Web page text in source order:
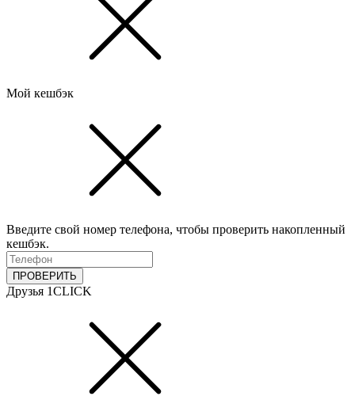
Мой кешбэк
Введите свой номер телефона, чтобы проверить накопленный
кешбэк.
ПРОВЕРИТЬ
Друзья 1CLICK